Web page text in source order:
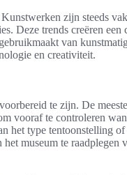
zijn steeds
Deze trends creëren een
van
en creativiteit.
te zijn. De meeste
vooraf te controleren
het type tentoonstelling of
museum te raadplegen